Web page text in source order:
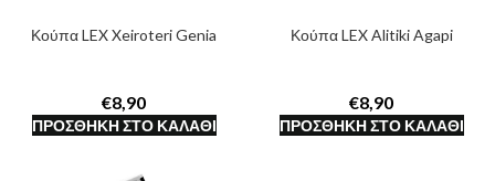
Κούπα LEX Xeiroteri Genia
€
ΠΡΟΣΘΉΚΗ ΣΤΟ ΚΑΛΆΘΙ
Κούπα LEX Alitiki Agapi
€
ΠΡΟΣΘΉΚΗ ΣΤΟ ΚΑΛΆΘΙ